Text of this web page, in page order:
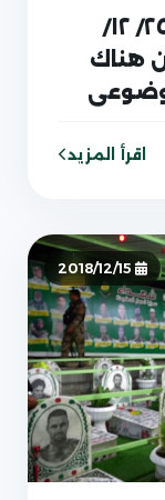
ابتداءا من الثلاثاء القادم ٢٥/ ١٢/
هناك
اقرأ المزيد